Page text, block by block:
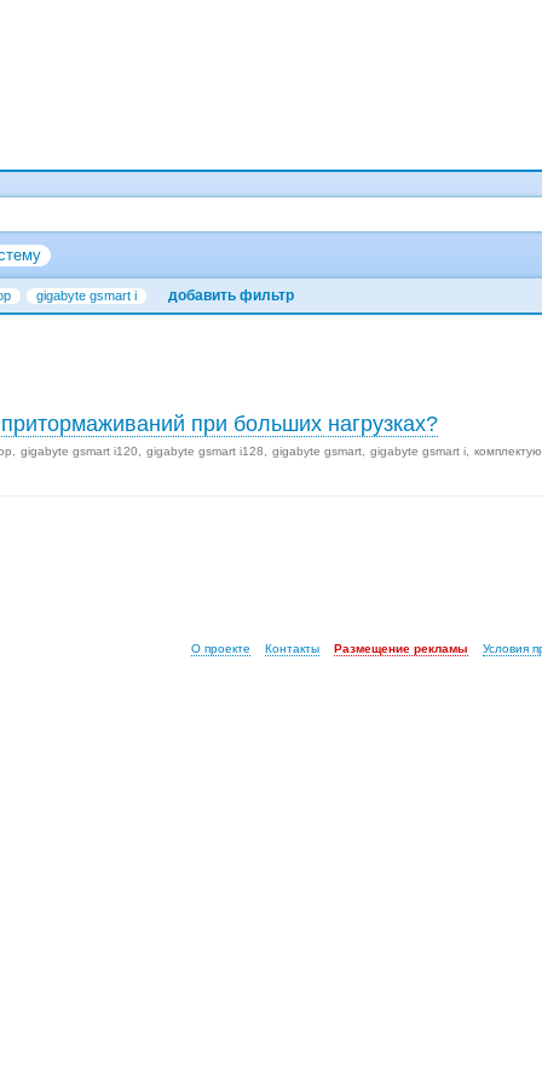
gigabyte gsmart i добавить фильтр
при больших нагрузках?
gigabyte gsmart i120 gigabyte gsmart i128 gigabyte gsmart gigabyte gsmart i
О проекте Контакты Размещение рекламы Условия